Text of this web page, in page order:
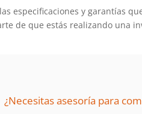
especificaciones y garantías
de que estás realizando una
¿Necesitas asesoría para